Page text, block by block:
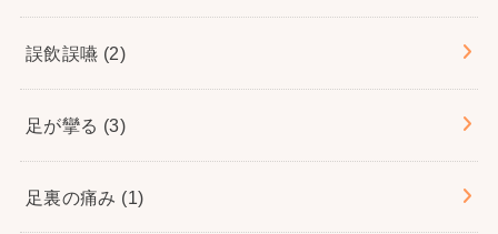
誤飲誤嚥 (2)
足が攣る (3)
足裏の痛み (1)